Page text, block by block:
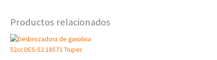
Productos relacionados